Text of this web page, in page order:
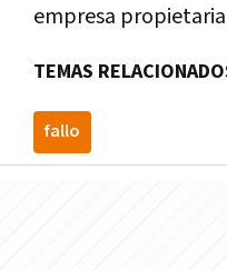
empresa propietaria
TEMAS
fallo